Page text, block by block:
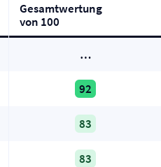
Gesamtwertung
von 100
…
92
83
83